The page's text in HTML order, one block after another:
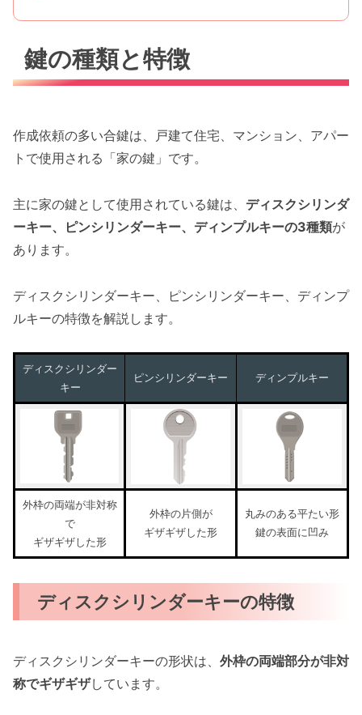
鍵の種類と特徴
作成依頼の多い合鍵は、戸建て住宅、マンション、アパー
トで使用される「家の鍵」です。
主に家の鍵として使用されている鍵は、 ディスクシリンダ
ーキー、ピンシリンダーキー、ディンプルキーの3種類が
あります。
ディスクシリンダーキー、ピンシリンダーキー、ディンプ
ルキーの特徴を解説します。
ディスクシリンダー
キー
ピンシリンダーキー ディンプルキー
外枠の両端が非対称
で
ギザギザした形
外枠の片側が
ギザギザした形
丸みのある平たい形
鍵の表面に凹み
ディスクシリンダーキーの特徴
ディスクシリンダーキーの形状は、 外枠の両端部分が非対
称でギザギザしています。